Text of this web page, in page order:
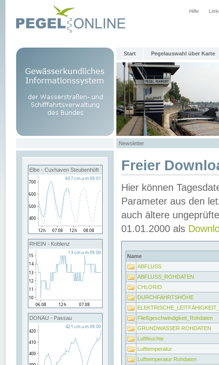
Hilfe
Start Pegelauswahl über Karte
Newsletter
Elbe - Cuxhaven Steubenhöft
RHEIN - Koblenz
DONAU - Passau
Freier
Hier können
Parameter aus den
auch ältere
01.01.2000 als
Name
ABFLUSS
ABFLUSS_ROHDATEN
CHLORID
DURCHFAHRTSHÖHE
Fließgeschwindigkeit_Rohdaten
GRUNDWASSER ROHDATEN
Luftfeuchte
Lufttemperatur
Lufttemperatur Rohdaten